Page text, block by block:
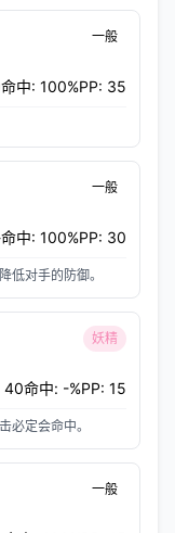
一般
命中: 100%PP: 35
一般
命中: 100%PP: 30
低对手的防御。
妖精
40命中: -%PP: 15
必定会命中。
一般